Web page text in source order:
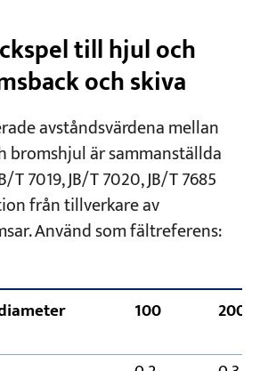
till hjul och
och skiva
avståndsvärdena mellan
bromshjul är sammanställda
T 7019, JB/T 7020, JB/T 7685
från tillverkare av
Använd som fältreferens:
100 200